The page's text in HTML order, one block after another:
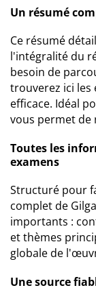
Un résumé
Ce résumé
l'intégralité du
besoin de
trouverez ici les
efficace. Idéal
vous permet de
Toutes les
examens
Structuré pour
complet de
importants :
et thèmes
globale de
Une source